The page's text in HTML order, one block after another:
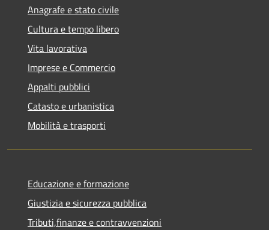
Anagrafe e stato civile
Cultura e tempo libero
Vita lavorativa
Imprese e Commercio
Appalti pubblici
Catasto e urbanistica
Mobilità e trasporti
Educazione e formazione
Giustizia e sicurezza pubblica
Tributi,finanze e contravvenzioni